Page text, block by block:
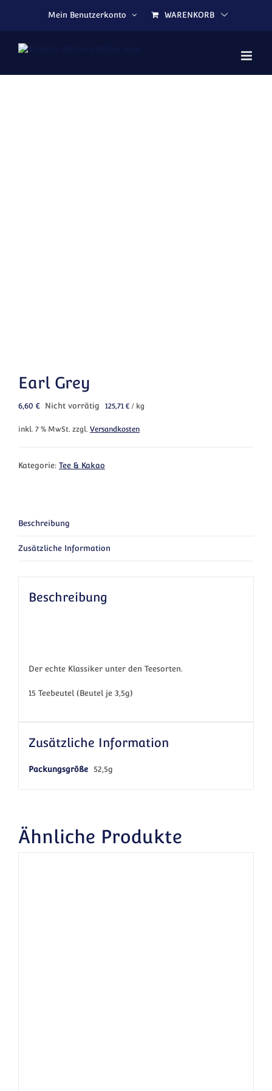
Mein Benutzerkonto
WARENKORB
Earl Grey
6,60 € Nicht vorrätig 125,71 € / kg
inkl. 7 % MwSt. zzgl. Versandkosten
Kategorie: Tee & Kakao
Beschreibung
Zusätzliche Information
Beschreibung
Der echte Klassiker unter den Teesorten.
15 Teebeutel (Beutel je 3,5g)
Zusätzliche Information
Packungsgröße 52,5g
Ähnliche Produkte